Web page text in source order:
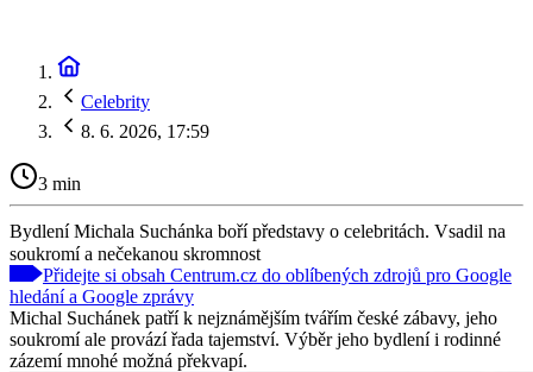
Celebrity
8. 6. 2026, 17:59
3 min
Bydlení Michala Suchánka boří představy o celebritách. Vsadil na
soukromí a nečekanou skromnost
Přidejte si obsah Centrum.cz do oblíbených zdrojů pro Google
hledání a Google zprávy
Michal Suchánek patří k nejznámějším tvářím české zábavy, jeho
soukromí ale provází řada tajemství. Výběr jeho bydlení i rodinné
zázemí mnohé možná překvapí.